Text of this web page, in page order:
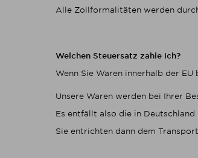
Alle Zollformalitäten werden
Welchen Steuersatz zahle ich?
Wenn Sie Waren innerhalb der
Unsere Waren werden bei Ihrer
Es entfällt also die in
Sie entrichten dann dem